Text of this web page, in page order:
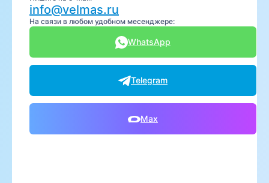
info@velmas.ru
На связи в любом удобном месенджере:
WhatsApp
Telegram
Max